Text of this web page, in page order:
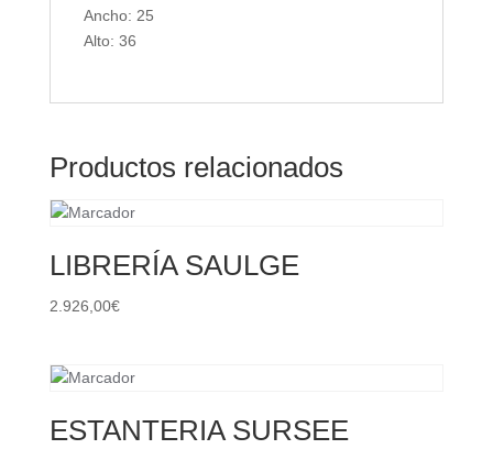
Ancho: 25
Alto: 36
Productos relacionados
LIBRERÍA SAULGE
2.926,00€
ESTANTERIA SURSEE